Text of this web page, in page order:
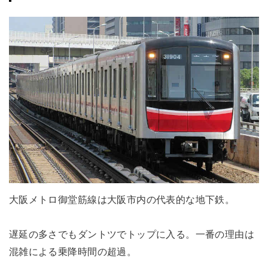
大阪メトロ御堂筋線は大阪市内の代表的な地下鉄。
遅延の多さでもダントツでトップに入る。一番の理由は
混雑による乗降時間の超過。